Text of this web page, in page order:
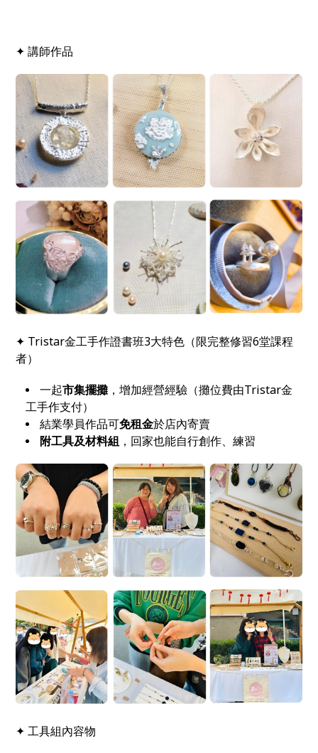
✦ 講師作品
✦ Tristar金工手作證書班3大特色（限完整修習6堂課程
者）
一起市集擺攤 ，增加經營經驗（攤位費由Tristar金
工手作支付）
結業學員作品可免租金於店內寄賣
附工具及材料組 ，回家也能自行創作、練習
✦ 工具組內容物